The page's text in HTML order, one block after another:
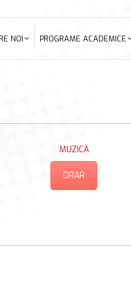
NOI PROGRAME ACADEMICE
MUZICĂ
ORAR
NOI PROGRAME ACADEMICE